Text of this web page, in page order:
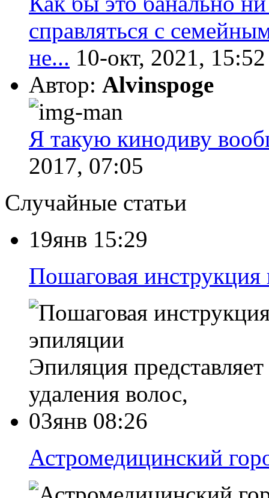
справляться с
не... 10-окт, 2021, 15:52
Автор: Alvinspoge
Я такую кинодиву
2017, 07:05
Случайные статьи
19янв 15:29
Пошаговая инструкция
Эпиляция
удаления волос,
03янв 08:26
Астромедицинский